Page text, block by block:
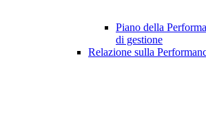
Piano della
di gestione
Relazione sulla